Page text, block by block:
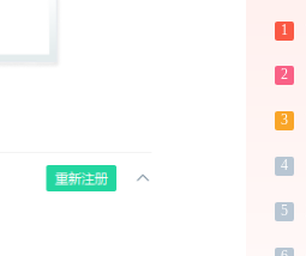
1
2
3
4
5